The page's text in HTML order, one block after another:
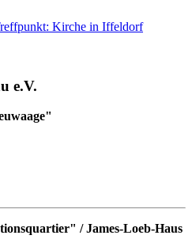
Kirche in Iffeldorf
e.V.
/ James-Loeb-Haus